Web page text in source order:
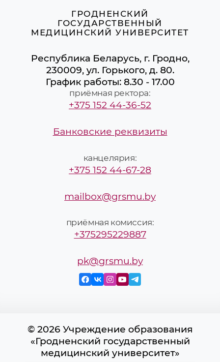
ГРОДНЕНСКИЙ
ГОСУДАРСТВЕННЫЙ
МЕДИЦИНСКИЙ УНИВЕРСИТЕТ
Республика Беларусь, г. Гродно,
230009, ул. Горького, д. 80.
График работы: 8.30 - 17.00
приёмная ректора:
+375 152 44-36-52
Банковские реквизиты
канцелярия:
+375 152 44-67-28
mailbox@grsmu.by
приёмная комиссия:
+375295229887
pk@grsmu.by
© 2026 Учреждение образования
«Гродненский государственный
медицинский университет»